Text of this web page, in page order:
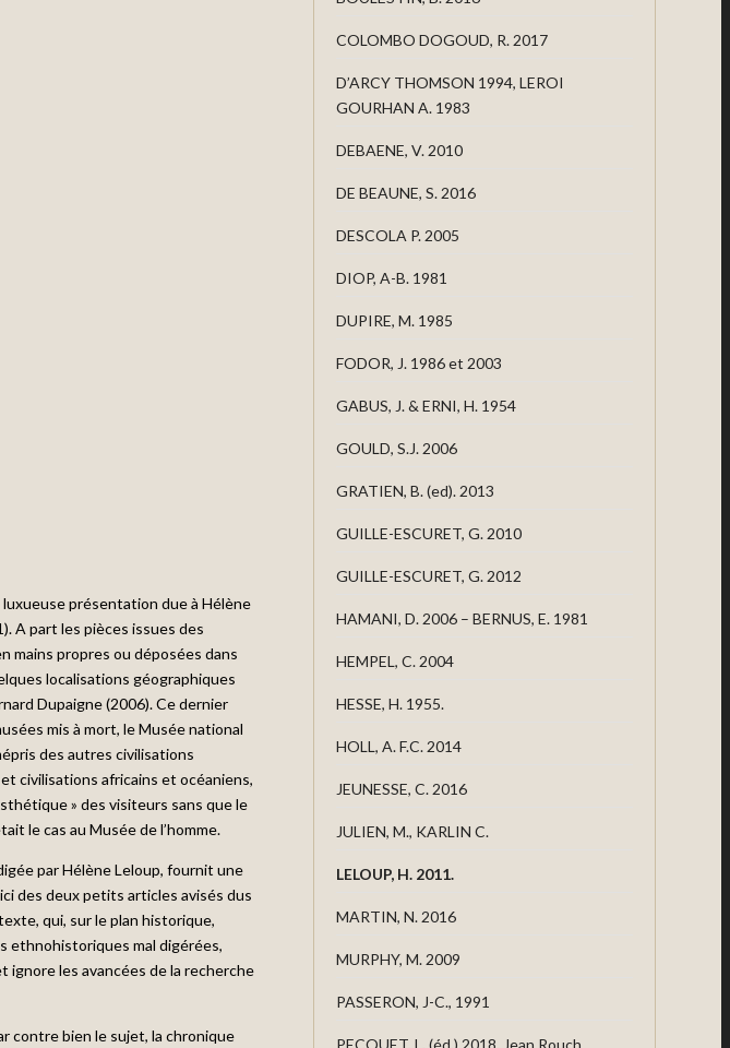
luxueuse présentation due à Hélène
A part les pièces issues des
mains propres ou déposées dans
localisations géographiques
Dupaigne (2006). Ce dernier
mis à mort, le Musée national
des autres civilisations
civilisations africains et océaniens,
» des visiteurs sans que le
le cas au Musée de l’homme.
par Hélène Leloup, fournit une
des deux petits articles avisés dus
qui, sur le plan historique,
ethnohistoriques mal digérées,
ignore les avancées de la recherche
contre bien le sujet, la chronique
COLOMBO DOGOUD, R. 2017
D’ARCY THOMSON 1994, LEROI
GOURHAN A. 1983
DEBAENE, V. 2010
DE BEAUNE, S. 2016
DESCOLA P. 2005
DIOP, A-B. 1981
DUPIRE, M. 1985
FODOR, J. 1986 et 2003
GABUS, J. & ERNI, H. 1954
GOULD, S.J. 2006
GRATIEN, B. (ed). 2013
GUILLE-ESCURET, G. 2010
GUILLE-ESCURET, G. 2012
HAMANI, D. 2006 – BERNUS, E. 1981
HEMPEL, C. 2004
HESSE, H. 1955.
HOLL, A. F.C. 2014
JEUNESSE, C. 2016
JULIEN, M., KARLIN C.
LELOUP, H. 2011.
MARTIN, N. 2016
MURPHY, M. 2009
PASSERON, J-C., 1991
PECQUET, L. (éd.) 2018. Jean Rouch